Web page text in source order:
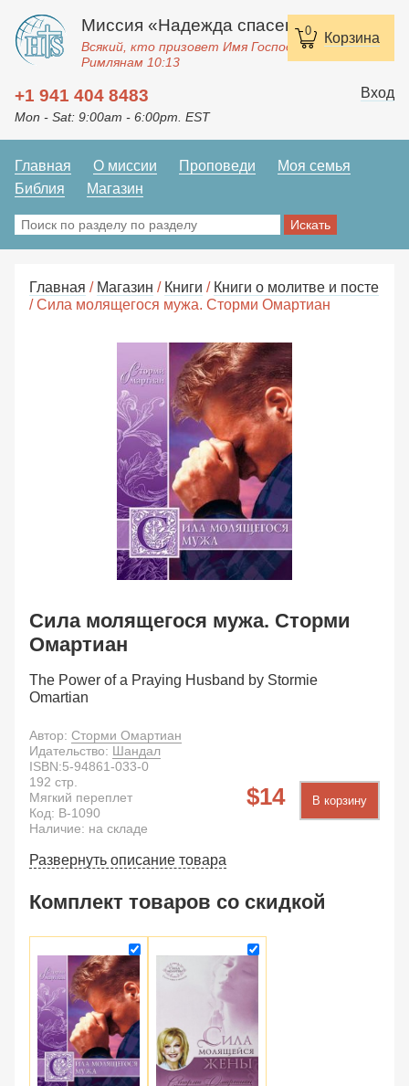
0 Корзина
Миссия «Надежда спасения»
Всякий, кто призовет Имя Господне, спасется.
Римлянам 10:13
+1 941 404 8483
Mon - Sat: 9:00am - 6:00pm. EST
Вход
Главная О миссии Проповеди
Моя семья
Библия
Магазин
Главная / Магазин / Книги / Книги о молитве и посте
/ Сила молящегося мужа. Сторми Омартиан
Сила молящегося мужа. Сторми
Омартиан
The Power of a Praying Husband by Stormie
Omartian
Автор: Сторми Омартиан
Идательство: Шандал
14 В корзину
ISBN:5-94861-033-0
192 стр.
Мягкий переплет
Код: B-1090
Наличие: на складе
Развернуть описание товара
Комплект товаров со скидкой